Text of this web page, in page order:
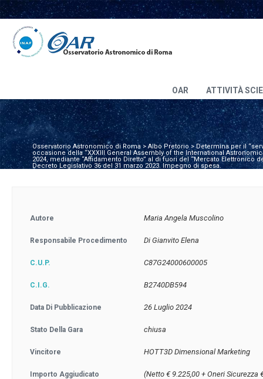
OAR ATTIVITÀ
Osservatorio Astronomico di Roma>Albo Pretorio >Determina per il
occasione della “XXXIII General Assembly of the International
2024, mediante “Affidamento Diretto” al di fuori del “Mercato Elettronico
Decreto Legislativo 36 del 31 marzo 2023. Impegno di spesa.
Autore Maria Angela Muscolino
Responsabile Procedimento Di Gianvito Elena
C.U.P. C87G24000600005
C.I.G. B2740DB594
Data Di Pubblicazione 26 Luglio 2024
Stato Della Gara chiusa
Vincitore HOTT3D Dimensional Marketing
Importo Aggiudicato (Netto € 9.225,00 + Oneri Sicurezza